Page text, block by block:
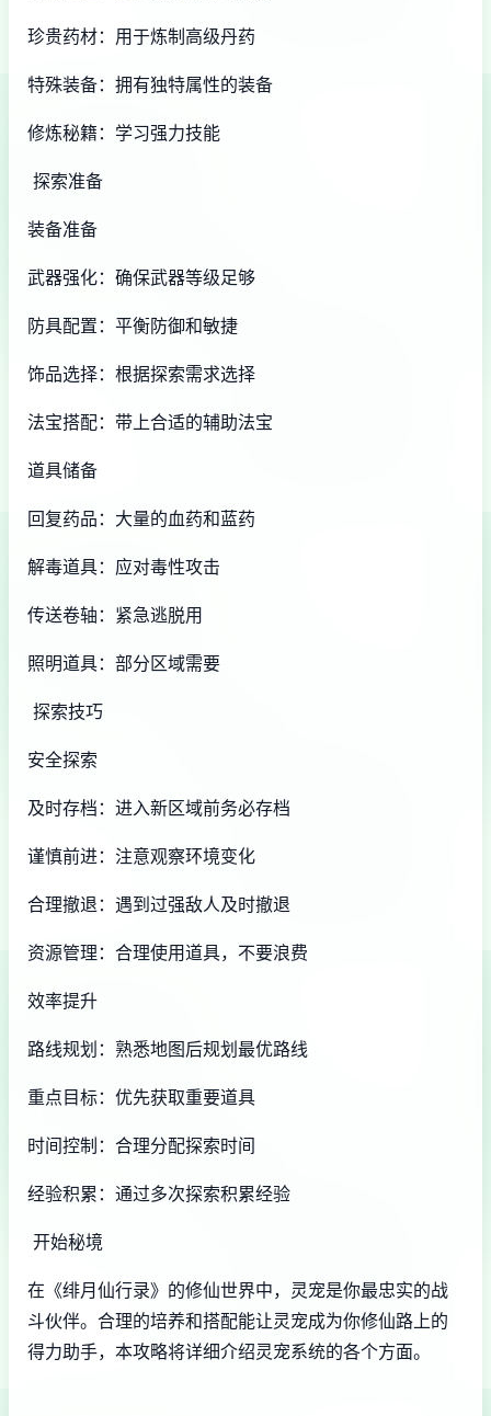
珍贵药材：用于炼制高级丹药
特殊装备：拥有独特属性的装备
修炼秘籍：学习强力技能
探索准备
装备准备
武器强化：确保武器等级足够
防具配置：平衡防御和敏捷
饰品选择：根据探索需求选择
法宝搭配：带上合适的辅助法宝
道具储备
回复药品：大量的血药和蓝药
解毒道具：应对毒性攻击
传送卷轴：紧急逃脱用
照明道具：部分区域需要
探索技巧
安全探索
及时存档：进入新区域前务必存档
谨慎前进：注意观察环境变化
合理撤退：遇到过强敌人及时撤退
资源管理：合理使用道具，不要浪费
效率提升
路线规划：熟悉地图后规划最优路线
重点目标：优先获取重要道具
时间控制：合理分配探索时间
经验积累：通过多次探索积累经验
开始秘境
在《绯月仙行录》的修仙世界中，灵宠是你最忠实的战
斗伙伴。合理的培养和搭配能让灵宠成为你修仙路上的
得力助手，本攻略将详细介绍灵宠系统的各个方面。